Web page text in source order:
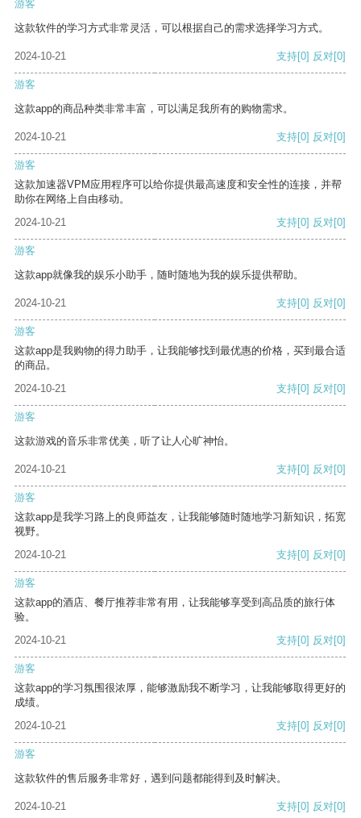
游客
这款软件的学习方式非常灵活，可以根据自己的需求选择学习方式。
2024-10-21 支持[0] 反对[0]
游客
这款app的商品种类非常丰富，可以满足我所有的购物需求。
2024-10-21 支持[0] 反对[0]
游客
这款加速器VPM应用程序可以给你提供最高速度和安全性的连接，并帮
助你在网络上自由移动。
2024-10-21
支持[0] 反对[0]
游客
这款app就像我的娱乐小助手，随时随地为我的娱乐提供帮助。
2024-10-21 支持[0] 反对[0]
游客
这款app是我购物的得力助手，让我能够找到最优惠的价格，买到最合适
的商品。
2024-10-21
支持[0] 反对[0]
游客
这款游戏的音乐非常优美，听了让人心旷神怡。
2024-10-21 支持[0] 反对[0]
游客
这款app是我学习路上的良师益友，让我能够随时随地学习新知识，拓宽
视野。
2024-10-21
支持[0] 反对[0]
游客
这款app的酒店、餐厅推荐非常有用，让我能够享受到高品质的旅行体
验。
2024-10-21
支持[0] 反对[0]
游客
这款app的学习氛围很浓厚，能够激励我不断学习，让我能够取得更好的
成绩。
2024-10-21
支持[0] 反对[0]
游客
这款软件的售后服务非常好，遇到问题都能得到及时解决。
2024-10-21 支持[0] 反对[0]